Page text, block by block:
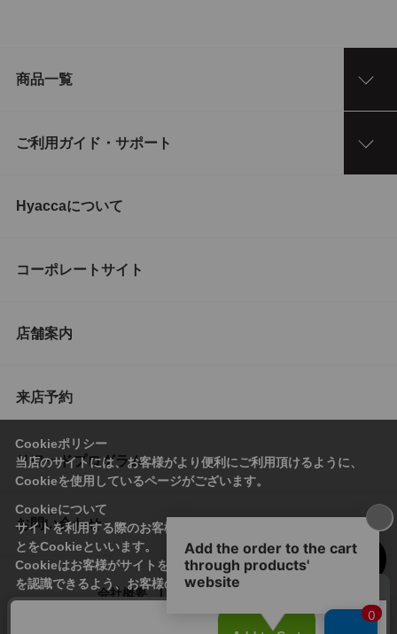
商品一覧
ご利用ガイド・サポート
Hyaccaについて
コーポレートサイト
店舗案内
来店予約
リワードプログラム
お問い合わせ
会社概要
特定商取引法に基づく表記
Cookieポリシー
当店のサイトには、お客様がより便利にご利用頂けるように、
Cookieを使用しているページがございます。
Cookieについて
サイトを利用する際のお客様情報をPC上で記録管理する技術のこ
とをCookieといいます。
Cookieはお客様がサイトを再訪問された際に、お客様のデバイス
を認識できるよう、お客様のデバイス間からサーバーへ送り返さ
れます。
なお、Cookieに保存されている情報のみで、お客様個人を特定す